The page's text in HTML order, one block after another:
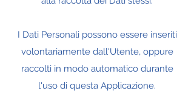
I Dati Personali possono essere inseriti
volontariamente dall'Utente, oppure
raccolti in modo automatico durante
l'uso di questa Applicazione.